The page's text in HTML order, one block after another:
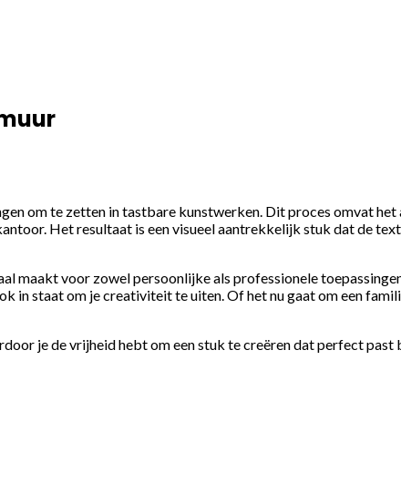
om te zetten in tastbare kunstwerken. Dit proces omvat
Het resultaat is een visueel aantrekkelijk stuk dat de
maakt voor zowel persoonlijke als professionele
in staat om je creativiteit te uiten. Of het nu gaat om een
je de vrijheid hebt om een stuk te creëren dat perfect past